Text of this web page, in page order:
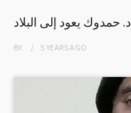
د. حمدوك يعود إلى البلاد
BY 5 YEARSAGO